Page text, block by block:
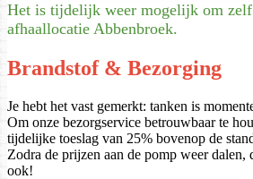
Het is tijdelijk weer mogelijk om
afhaallocatie Abbenbroek.
Brandstof & Bezorging
Je hebt het vast gemerkt: tanken is
Om onze bezorgservice betrouwbaar te
tijdelijke toeslag van 25% bovenop de
Zodra de prijzen aan de pomp weer
ook!